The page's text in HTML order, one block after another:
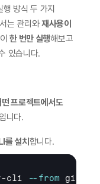
방식 두 가지
는 관리와 재사용이
이 한 번만 실행해보고
있습니다.
떤 프로젝트에서도
니다.
설치 합니다.
cli --from git